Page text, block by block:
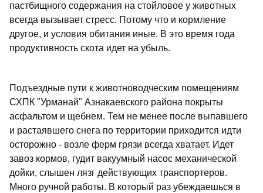
пастбищного содержания на стойловое у животных
всегда вызывает стресс. Потому что и кормление
другое, и условия обитания иные. В это время года
продуктивность скота идет на убыль.
Подъездные пути к животноводческим помещениям
СХПК "Урманай" Азнакаевского района покрыты
асфальтом и щебнем. Тем не менее после выпавшего
и растаявшего снега по территории приходится идти
осторожно - возле ферм грязи всегда хватает. Идет
завоз кормов, гудит вакуумный насос механической
дойки, слышен лязг действующих транспортеров.
Много ручной работы. В который раз убеждаешься в